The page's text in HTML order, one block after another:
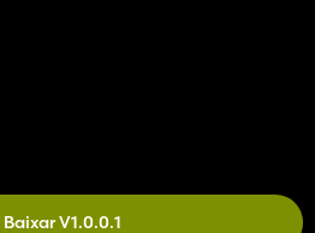
Baixar V1.0.0.1